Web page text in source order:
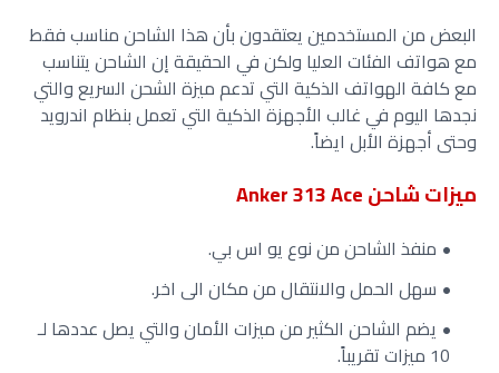
البعض من المستخدمين يعتقدون بأن هذا الشاحن مناسب فقط
مع هواتف الفئات العليا ولكن في الحقيقة إن الشاحن يتناسب
مع كافة الهواتف الذكية التي تدعم ميزة الشحن السريع والتي
نجدها اليوم في غالب الأجهزة الذكية التي تعمل بنظام اندرويد
وحتى أجهزة الأبل ايضاً.
ميزات شاحن Anker 313 Ace
منفذ الشاحن من نوع يو اس بي.
سهل الحمل والانتقال من مكان الى اخر.
يضم الشاحن الكثير من ميزات الأمان والتي يصل عددها لـ
10 ميزات تقريباً.